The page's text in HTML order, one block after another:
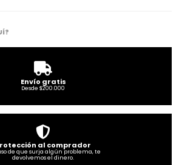
Envío gratis
Desde $200.000
al comprador
de que surja algún problema, te
devolvemos el dinero.